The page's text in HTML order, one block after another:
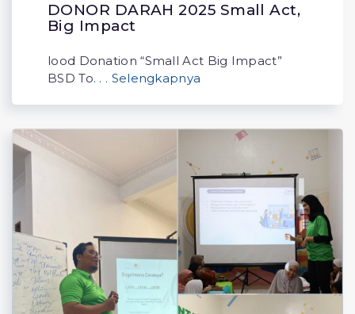
DONOR DARAH 2025 Small Act,
Big Impact
lood Donation “Small Act Big Impact”
BSD To. . . Selengkapnya